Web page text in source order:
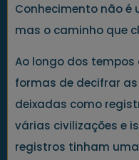
Conhecimento não é
mas o caminho que
Ao longo dos
formas de decifrar
deixadas como
várias civilizações e
registros tinham